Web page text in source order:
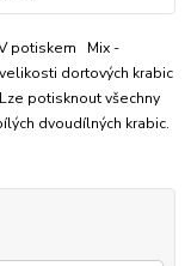
potiskem Mix -
dortových krabic
potisknout všechny
dvoudílných krabic.